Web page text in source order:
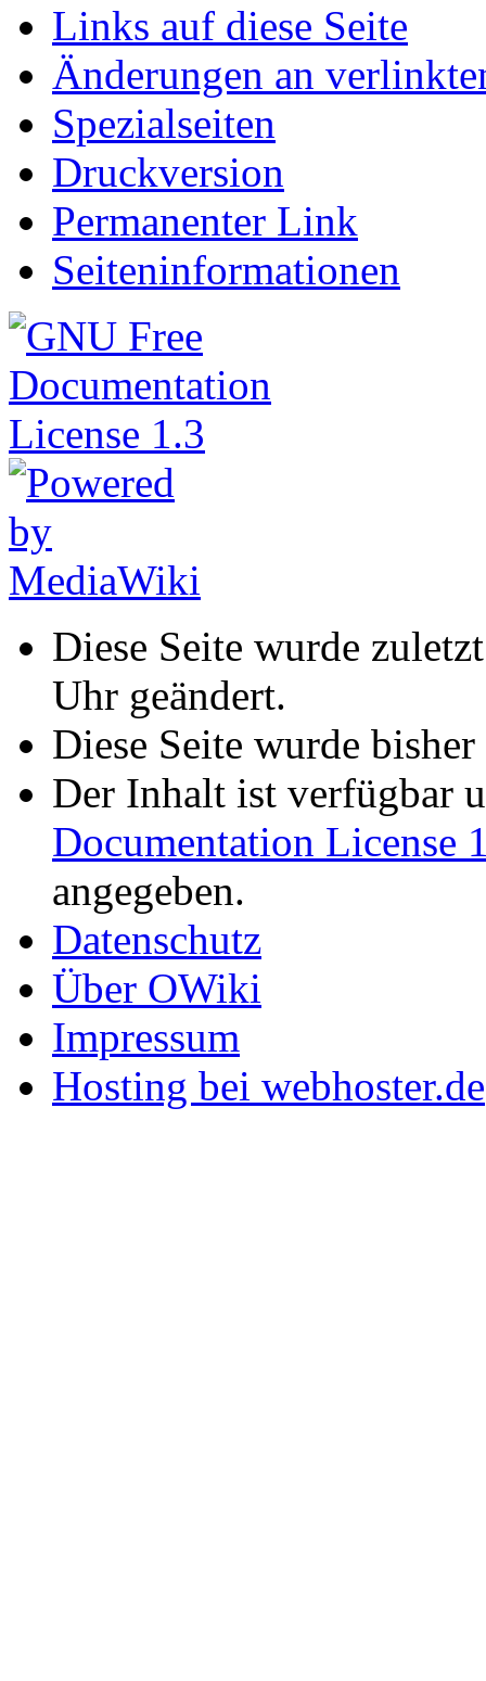
Links auf diese Seite
Änderungen an
Spezialseiten
Druckversion
Permanenter Link
Seiteninformationen
Diese Seite wurde
Uhr geändert.
Diese Seite wurde
Der Inhalt ist verfügbar
Documentation License
angegeben.
Datenschutz
Über OWiki
Impressum
Hosting bei webhoster.de